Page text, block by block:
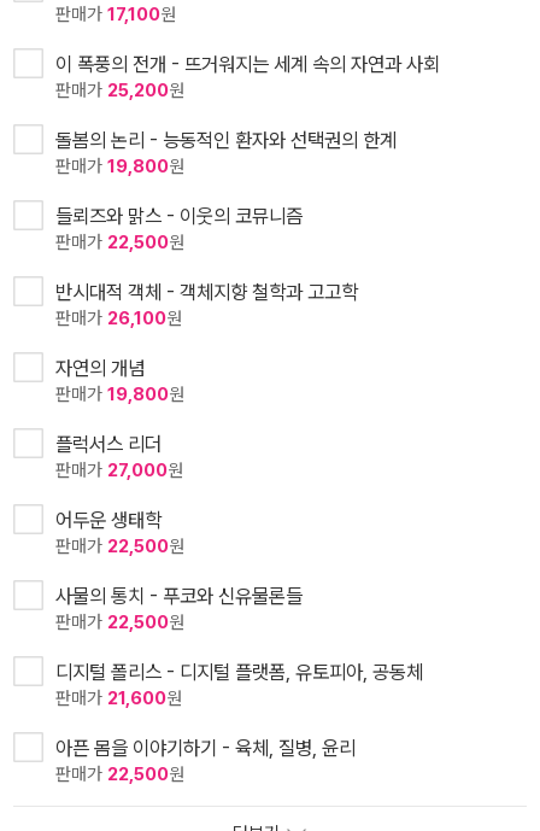
판매가 17,100원
이 폭풍의 전개 - 뜨거워지는 세계 속의 자연과 사회
판매가 25,200원
돌봄의 논리 - 능동적인 환자와 선택권의 한계
판매가 19,800원
들뢰즈와 맑스 - 이웃의 코뮤니즘
판매가 22,500원
반시대적 객체 - 객체지향 철학과 고고학
판매가 26,100원
자연의 개념
판매가 19,800원
플럭서스 리더
판매가 27,000원
어두운 생태학
판매가 22,500원
사물의 통치 - 푸코와 신유물론들
판매가 22,500원
디지털 폴리스 - 디지털 플랫폼, 유토피아, 공동체
판매가 21,600원
아픈 몸을 이야기하기 - 육체, 질병, 윤리
판매가 22,500원